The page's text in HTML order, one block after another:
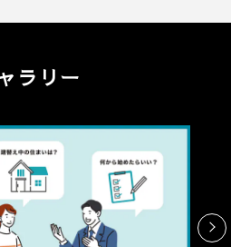
ラリー